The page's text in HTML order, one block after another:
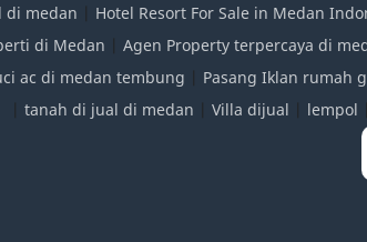
di medan | Hotel Resort For Sale in Medan
di Medan | Agen Property terpercaya di
ac di medan tembung | Pasang Iklan rumah
| tanah di jual di medan | Villa dijual | lempol |